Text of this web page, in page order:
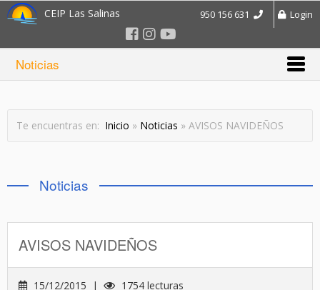
CEIP Las Salinas Login
950 156 631
Noticias
Te encuentras en: Inicio » Noticias » AVISOS NAVIDEÑOS
Noticias
AVISOS NAVIDEÑOS
15/12/2015 | 1754 lecturas